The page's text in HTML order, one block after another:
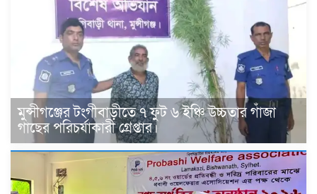
মুন্সীগঞ্জের টংগীবাড়ীতে ৭ ফুট ৬ ইঞ্চি উচ্চতার গাঁজা
গাছের পরিচর্যাকারী গ্রেপ্তার।